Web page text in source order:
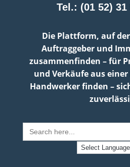
Tel.: (01 52) 31
Die Plattform, auf
Auftraggeber und
zusammenfinden – für
und Verkäufe aus
Handwerker finden –
Search
for: